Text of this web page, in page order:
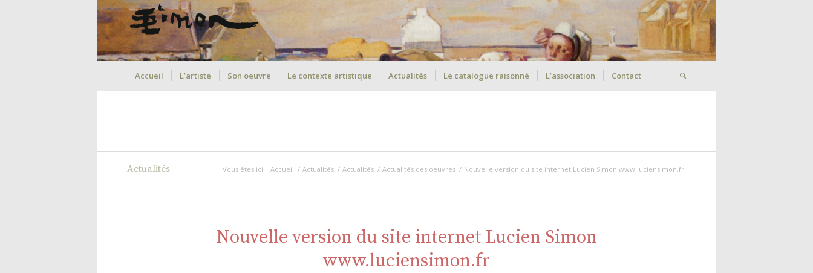
Accueil L’artiste Son oeuvre Le contexte artistique Actualités Le catalogue raisonné L’association Contact
Actualités Vous êtes ici : Accueil / Actualités / Actualités / Actualités des oeuvres / Nouvelle version du site internet Lucien Simon www.luciensimon.fr
Nouvelle version du site internet Lucien Simon
www.luciensimon.fr